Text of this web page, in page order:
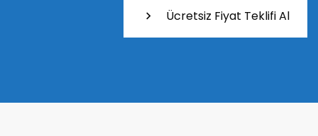
Ücretsiz Fiyat Teklifi Al